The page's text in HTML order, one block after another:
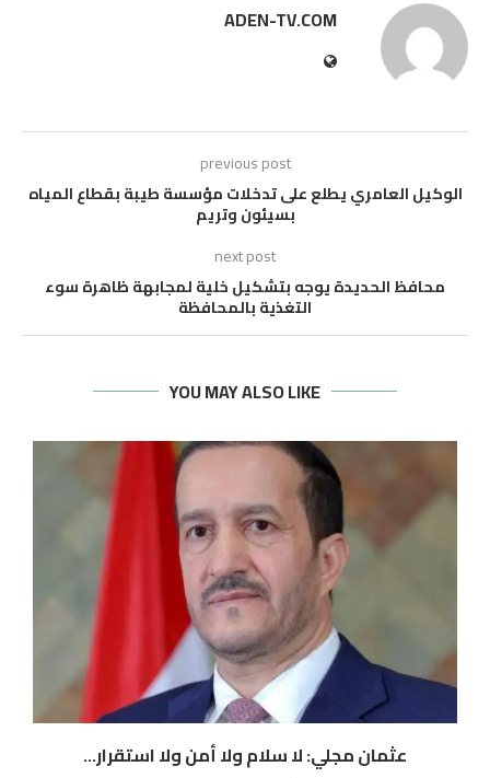
ADEN-TV.COM
previous post
الوكيل العامري يطلع على تدخلات مؤسسة طيبة بقطاع المياه
بسيئون وتريم
next post
محافظ الحديدة يوجه بتشكيل خلية لمجابهة ظاهرة سوء
التغذية بالمحافظة
YOU MAY ALSO LIKE
عثمان مجلي: لا سلام ولا أمن ولا استقرار...